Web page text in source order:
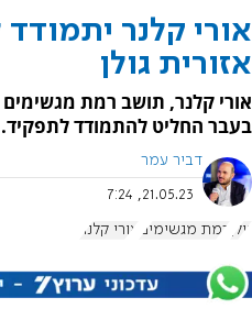
אורי קלנר
אזורית גולן
אורי קלנר, תושב רמת
בעבר החליט להתמודד לתפקיד.
דביר עמר
21.05.23, 7:24
גולן רמת מגשימים אורי קלנר